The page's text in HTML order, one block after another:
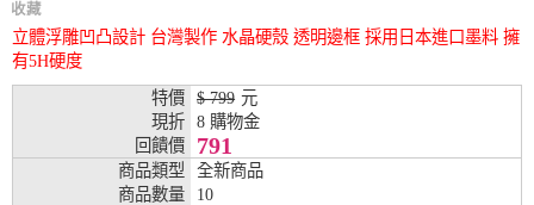
收藏
立體浮雕凹凸設計 台灣製作 水晶硬殼 透明邊框 採用日本進口墨料 擁
有5H硬度
特價
$ 799 元
現折
8 購物金
回饋價
791
商品類型
全新商品
商品數量
10
兆豐銀行、合作金庫、第一銀行、華南銀行、
台灣企銀、台中銀行、匯豐銀行、華泰銀行、
臺灣新光銀行、陽信銀行、聯邦銀行、遠東商
銀、元大銀行、永豐銀行、玉山銀行、凱基銀
行、星展銀行、台新銀行、安泰銀行、中國信
託、台灣樂天、三信商銀